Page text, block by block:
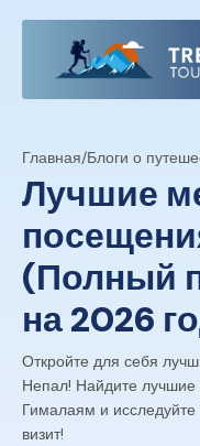
Главная/Блоги о
Лучшие
(Полный
на 2026
Откройте для себя
Непал! Найдите лучшие
Гималаям и
визит!